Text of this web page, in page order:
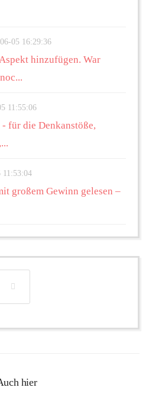
05 16:29:36
hinzufügen. War
11:55:06
für die Denkanstöße,
11:53:04
großem Gewinn gelesen –
hier